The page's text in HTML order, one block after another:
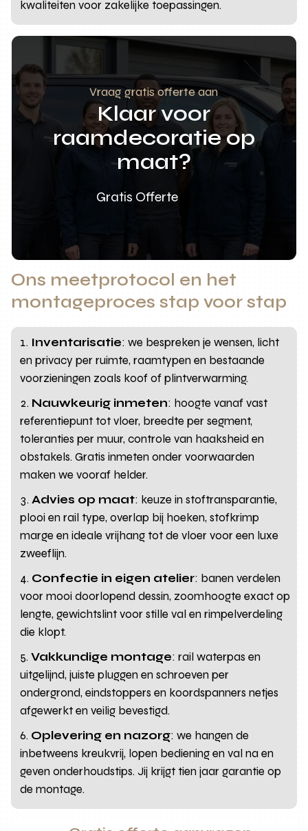
kwaliteiten voor zakelijke toepassingen.
Vraag gratis offerte aan
Klaar voor
raamdecoratie op
maat?
Gratis Offerte
Ons meetprotocol en het
montageproces stap voor stap
Inventarisatie: we bespreken je wensen, licht
en privacy per ruimte, raamtypen en bestaande
voorzieningen zoals koof of plintverwarming.
Nauwkeurig inmeten: hoogte vanaf vast
referentiepunt tot vloer, breedte per segment,
toleranties per muur, controle van haaksheid en
obstakels. Gratis inmeten onder voorwaarden
maken we vooraf helder.
Advies op maat: keuze in stoftransparantie,
plooi en rail type, overlap bij hoeken, stofkrimp
marge en ideale vrijhang tot de vloer voor een luxe
zweeflijn.
Confectie in eigen atelier: banen verdelen
voor mooi doorlopend dessin, zoomhoogte exact op
lengte, gewichtslint voor stille val en rimpelverdeling
die klopt.
Vakkundige montage: rail waterpas en
uitgelijnd, juiste pluggen en schroeven per
ondergrond, eindstoppers en koordspanners netjes
afgewerkt en veilig bevestigd.
Oplevering en nazorg: we hangen de
inbetweens kreukvrij, lopen bediening en val na en
geven onderhoudstips. Jij krijgt tien jaar garantie op
de montage.